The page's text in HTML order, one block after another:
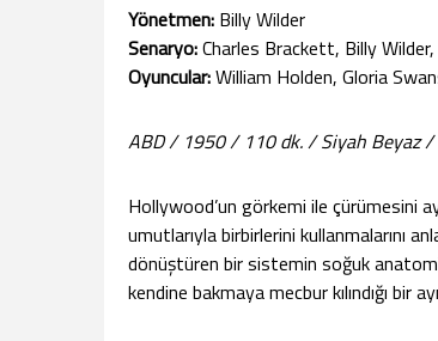
Yönetmen: Billy Wilder
Senaryo:Charles Brackett, Billy
Oyuncular:William Holden, Gloria
ABD / 1950 / 110 dk. / Siyah Beyaz /
Hollywood’un görkemi ile çürümesini
umutlarıyla birbirlerini kullanmalarını
dönüştüren bir sistemin soğuk
kendine bakmaya mecbur kılındığı bir